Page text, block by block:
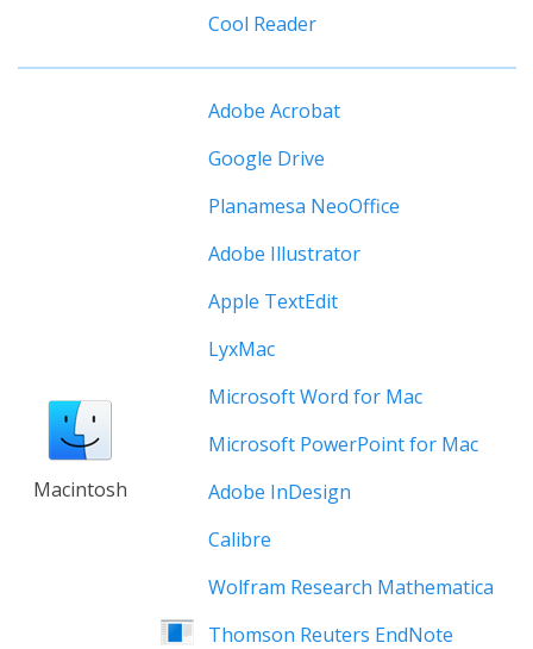
Cool Reader
Macintosh
Adobe Acrobat
Google Drive
Planamesa NeoOffice
Adobe Illustrator
Apple TextEdit
LyxMac
Microsoft Word for Mac
Microsoft PowerPoint for Mac
Adobe InDesign
Calibre
Wolfram Research Mathematica
Thomson Reuters EndNote